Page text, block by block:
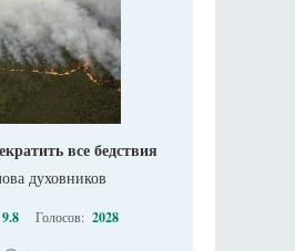
все бедствия
духовников
9.8 Голосов: 2028